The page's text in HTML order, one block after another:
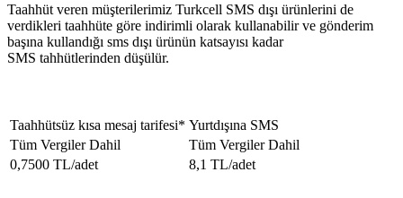
Taahhüt veren müşterilerimiz Turkcell SMS dışı ürünlerini de
verdikleri taahhüte göre indirimli olarak kullanabilir ve gönderim
başına kullandığı sms dışı ürünün katsayısı kadar
SMS tahhütlerinden düşülür.
​Taahhütsüz kısa mesaj tarifesi* ​​​Yurtdışına SMS
Tüm Vergiler Dahil
Tüm Vergiler Dahil​
0,7500 TL/adet
8,1 TL/adet